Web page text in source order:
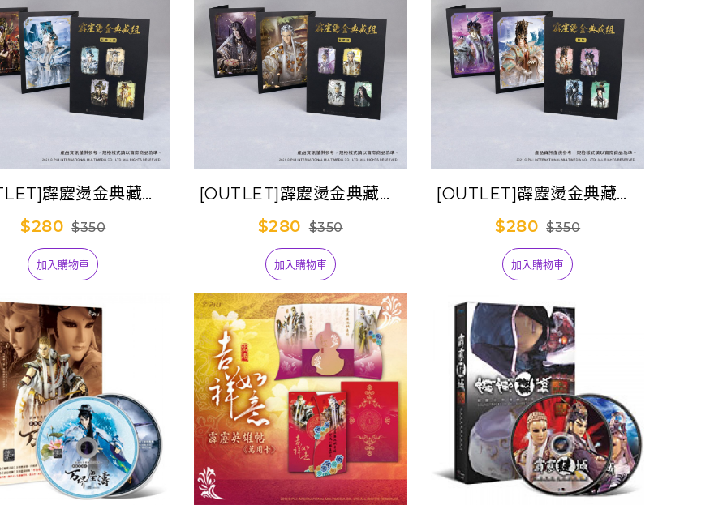
霹靂燙金典藏組-
法(天跡+君奉天+地
$280 $350
加入購物車
[OUTLET]霹靂燙金典藏組-
家徽(疏樓龍宿+劍子仙跡
$280 $350
加入購物車
[OUTLET]霹靂燙金典藏組-
猂族(荒禘+玄魁敕天+藐烽
$280 $350
加入購物車